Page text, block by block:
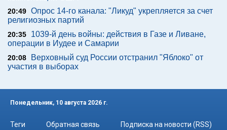
20:49 Опрос 14-го канала: "Ликуд" укрепляется за счет
религиозных партий
20:35
1039-й день войны: действия в Газе и Ливане,
операции в Иудее и Самарии
20:08
Верховный суд России отстранил "Яблоко" от
участия в выборах
Понедельник, 10 августа 2026 г.
Теги Обратная связь
Подписка на новости (RSS)